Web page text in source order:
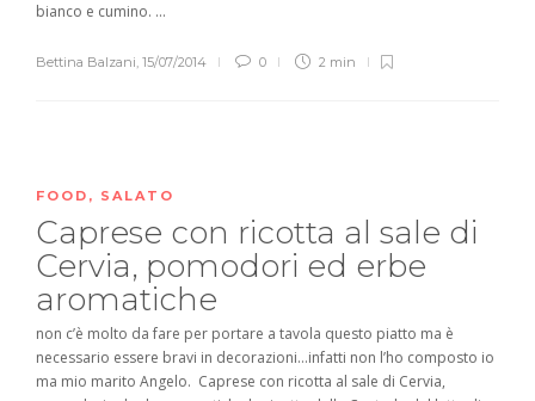
bianco e cumino. ...
Bettina Balzani, 15/07/2014 0 2 min
FOOD , SALATO
Caprese con ricotta al sale di
Cervia, pomodori ed erbe
aromatiche
non c’è molto da fare per portare a tavola questo piatto ma è
necessario essere bravi in decorazioni…infatti non l’ho composto io
ma mio marito Angelo. Caprese con ricotta al sale di Cervia,